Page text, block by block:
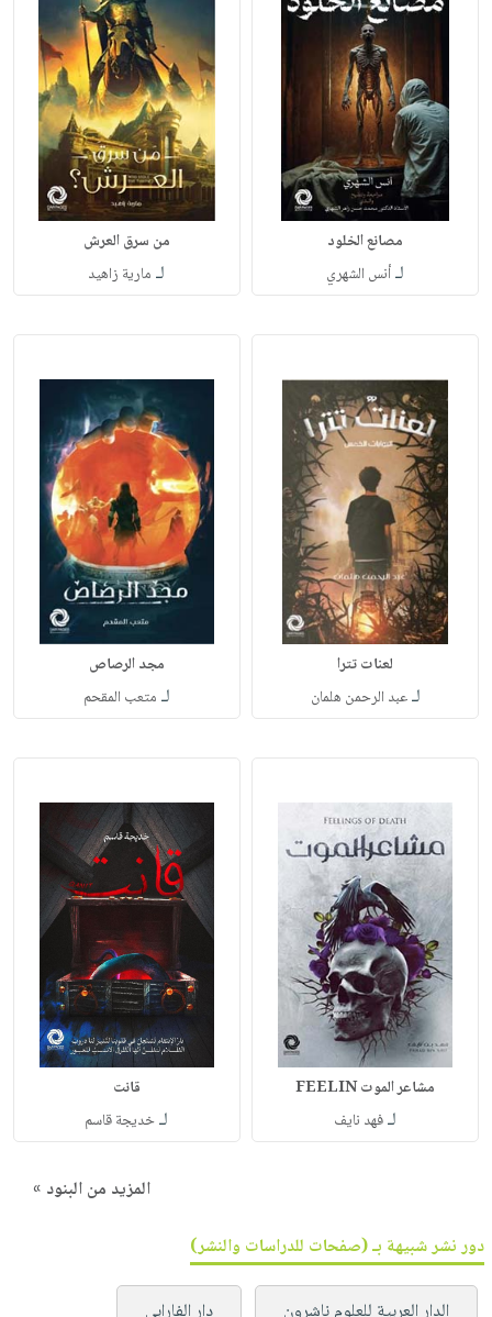
مصانع الخلود‎
لـأنس الشهري‎
من سرق العرش
لـ مارية زاهيد
لعنات تترا
لـعبد الرحمن هلمان
مجد الرصاص
لـ متعب المقحم‎
مشاعر الموت FEELIN
لـفهد نايف‎ لـخديجة قاسم‎
المزيد من البنود »
دور نشر شبيهة بـ (صفحات للدراسات والنشر)